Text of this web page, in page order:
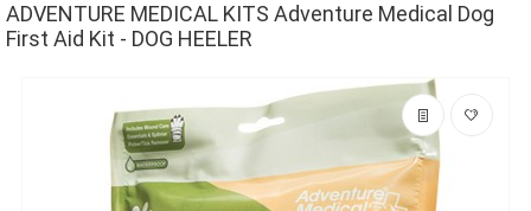
ADVENTURE MEDICAL KITS Adventure Medical Dog
First Aid Kit - DOG HEELER